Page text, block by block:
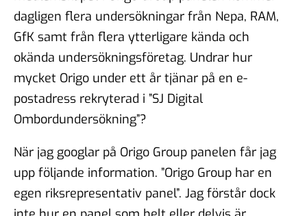
dagligen flera undersökningar från Nepa, RAM,
GfK samt från flera ytterligare kända och
okända undersökningsföretag. Undrar hur
mycket Origo under ett år tjänar på en e-
postadress rekryterad i ”SJ Digital
Ombordundersökning”?
När jag googlar på Origo Group panelen får jag
upp följande information. ”Origo Group har en
egen riksrepresentativ panel”. Jag förstår dock